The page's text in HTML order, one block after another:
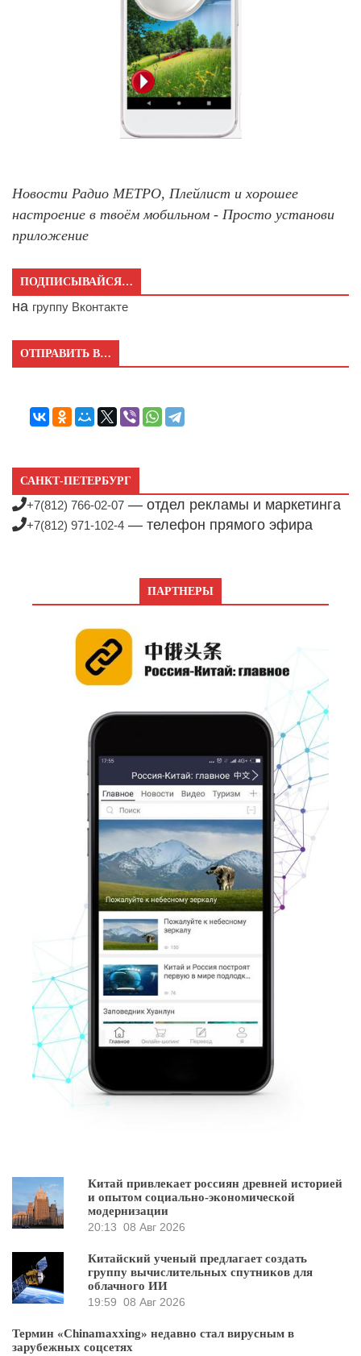
Новости Радио МЕТРО, Плейлист и хорошее
настроение в твоём мобильном - Просто установи
приложение
ПОДПИСЫВАЙСЯ…
на группу Вконтакте
ОТПРАВИТЬ В…
САНКТ-ПЕТЕРБУРГ
+7(812) 766-02-07 — отдел рекламы и маркетинга
+7(812) 971-102-4 — телефон прямого эфира
ПАРТНЕРЫ
Китай привлекает россиян древней историей
и опытом социально-экономической
модернизации
20:13 08 Авг 2026
Китайский ученый предлагает создать
группу вычислительных спутников для
облачного ИИ
19:59 08 Авг 2026
Термин «Chinamaxxing» недавно стал вирусным в
зарубежных соцсетях